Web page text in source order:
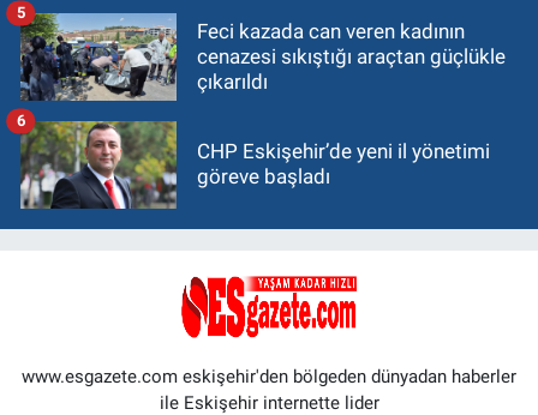
Feci kazada can veren kadının
cenazesi sıkıştığı araçtan güçlükle
çıkarıldı
5
CHP Eskişehir’de yeni il yönetimi
göreve başladı
6
www.esgazete.com eskişehir'den bölgeden dünyadan haberler
ile Eskişehir internette lider